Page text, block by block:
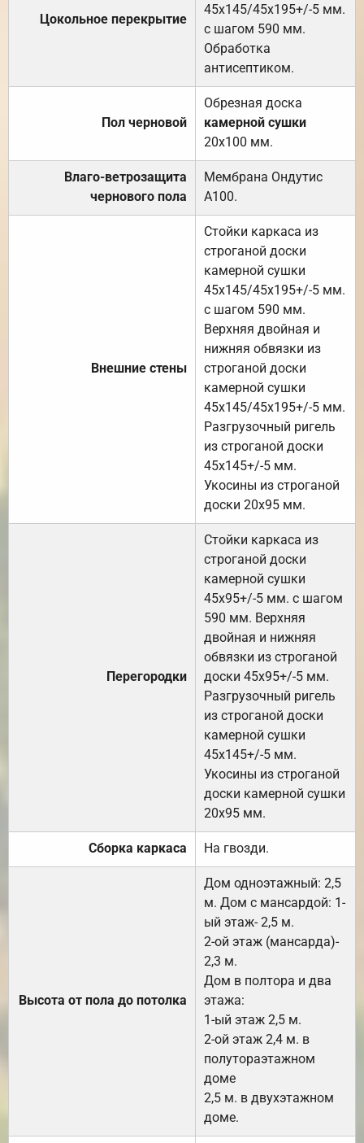
Цокольное перекрытие
45х145/45х195+/-5 мм.
с шагом 590 мм.
Обработка
антисептиком.
Пол черновой
Обрезная доска
камерной сушки
20х100 мм.
Влаго-ветрозащита
чернового пола
Мембрана Ондутис
А100.
Внешние стены
Стойки каркаса из
строганой доски
камерной сушки
45х145/45х195+/-5 мм.
с шагом 590 мм.
Верхняя двойная и
нижняя обвязки из
строганой доски
камерной сушки
45х145/45х195+/-5 мм.
Разгрузочный ригель
из строганой доски
45х145+/-5 мм.
Укосины из строганой
доски 20х95 мм.
Перегородки
Стойки каркаса из
строганой доски
камерной сушки
45х95+/-5 мм. с шагом
590 мм. Верхняя
двойная и нижняя
обвязки из строганой
доски 45х95+/-5 мм.
Разгрузочный ригель
из строганой доски
камерной сушки
45х145+/-5 мм.
Укосины из строганой
доски камерной сушки
20х95 мм.
Сборка каркаса На гвозди.
Высота от пола до потолка
Дом одноэтажный: 2,5
м. Дом с мансардой: 1-
ый этаж- 2,5 м.
2-ой этаж (мансарда)-
2,3 м.
Дом в полтора и два
этажа:
1-ый этаж 2,5 м.
2-ой этаж 2,4 м. в
полутораэтажном
доме
2,5 м. в двухэтажном
доме.